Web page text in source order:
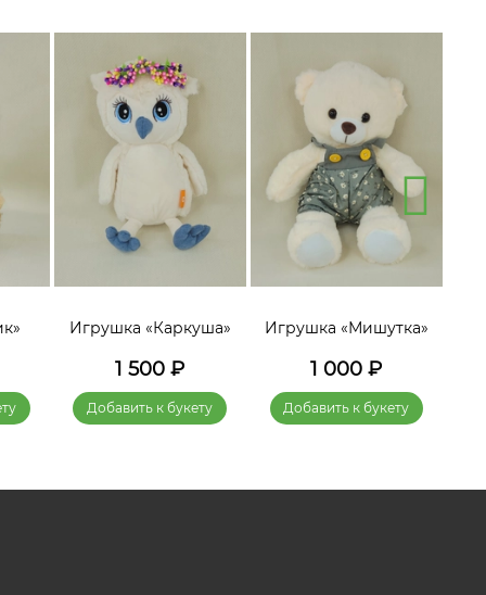
Игрушка «Каркуша»
1 500 ₽
Добавить к букету
Игрушка «Мишутка»
1 000 ₽
Добавить к букету